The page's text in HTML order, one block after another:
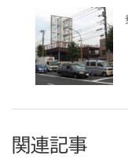
関連記事